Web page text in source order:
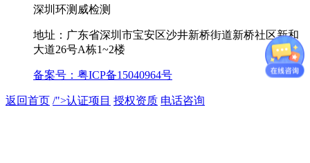
深圳环测威检测
地址：广东省深圳市宝安区沙井新桥街道新桥社区新和
大道26号A栋1~2楼
备案号： 粤ICP备15040964号
返回首页 /">认证项目 授权资质 电话咨询